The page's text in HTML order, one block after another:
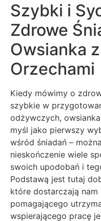
Szybki i
Zdrowe
Owsianka
Orzechami
Kiedy mówimy o
szybkie w
odżywczych,
myśl jako pierwszy
wśród śniadań –
nieskończenie wiele
swoich upodobań i
Podstawą jest tutaj
które dostarczają nam
pomagającego
wspierającego pracę